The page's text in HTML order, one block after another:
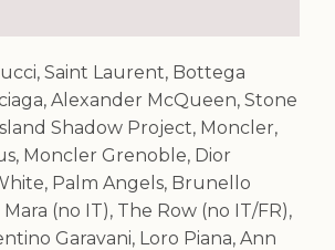
Saint Laurent, Bottega
Alexander McQueen, Stone
Shadow Project, Moncler,
Moncler Grenoble, Dior
Palm Angels, Brunello
(no IT), The Row (no IT/FR),
Garavani, Loro Piana, Ann